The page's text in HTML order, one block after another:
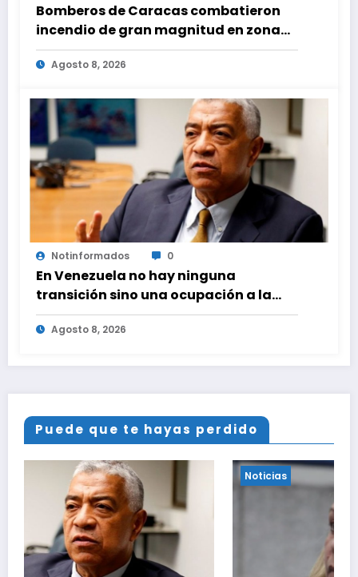
Bomberos de Caracas combatieron
incendio de gran magnitud en zona
industrial de El Llanito
Agosto 8, 2026
Notinformados 0
En Venezuela no hay ninguna
transición sino una ocupación a la
fuerza
Agosto 8, 2026
Puede que te hayas perdido
Noticias